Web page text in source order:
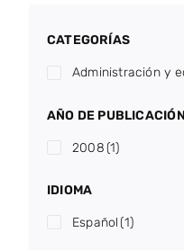
CATEGORÍAS
Administración y
AÑO DE PUBLICACIÓN
2008(1)
IDIOMA
Español (1)